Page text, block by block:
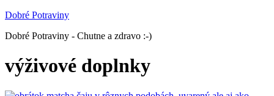
Dobré Potraviny
Dobré Potraviny - Chutne a zdravo :-)
výživové doplnky